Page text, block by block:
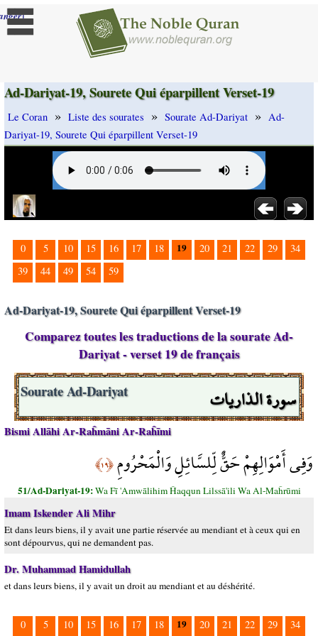
]
Ad-Dariyat-19, Sourete Qui éparpillent Verset-19
Le Coran » Liste des sourates » Sourate Ad-Dariyat » Ad-
Dariyat-19, Sourete Qui éparpillent Verset-19
0 5 10 15 16 17 18 19 20 21 22 29
34
39
44 49 54 59
Ad-Dariyat-19, Sourete Qui éparpillent Verset-19
Comparez toutes les traductions de la sourate Ad-
Dariyat - verset 19 de français
سورة الذاريات Sourate Ad-Dariyat
Bismi Allāhi Ar-Raĥmāni Ar-Raĥīmi
وَفِي أَمْوَالِهِمْ حَقٌّ لِّلسَّائِلِ وَالْمَحْرُومِ﴿١٩﴾
51/Ad-Dariyat-19:Wa Fī 'Amwālihim Ĥaqqun Lilssā'ili Wa Al-Maĥrūmi
Imam Iskender Ali Mihr
Et dans leurs biens, il y avait une partie réservée au mendiant et à ceux qui en
sont dépourvus, qui ne demandent pas.
Dr. Muhammad Hamidullah
et dans leurs biens, il y avait un droit au mendiant et au déshérité.
0 5 10 15 16 17 18 19 20 21 22 29 34